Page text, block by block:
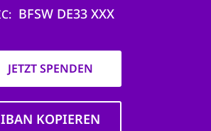
BFSW DE33 XXX
JETZT SPENDEN
IBAN KOPIEREN